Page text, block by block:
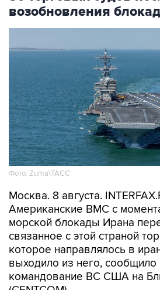
возобновления
Фото: Zuma\ТАСС
Москва. 8 августа.
Американские ВМС с
морской блокады Ирана
связанное с этой страной
которое направлялось в
выходило из него,
командование ВС США на